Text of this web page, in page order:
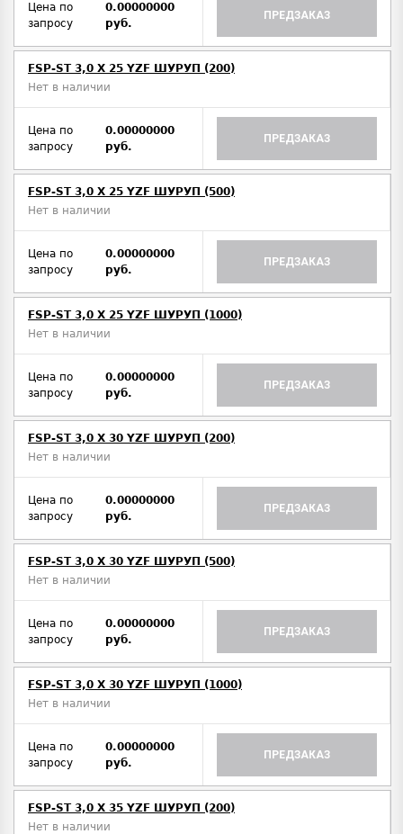
Цена по
запросу
0.00000000
руб.
ПРЕДЗАКАЗ
FSP-ST 3,0 X 25 YZF ШУРУП (200)
Нет в наличии
Цена по
запросу
0.00000000
руб.
ПРЕДЗАКАЗ
FSP-ST 3,0 X 25 YZF ШУРУП (500)
Нет в наличии
Цена по
запросу
0.00000000
руб.
ПРЕДЗАКАЗ
FSP-ST 3,0 X 25 YZF ШУРУП (1000)
Нет в наличии
Цена по
запросу
0.00000000
руб.
ПРЕДЗАКАЗ
FSP-ST 3,0 X 30 YZF ШУРУП (200)
Нет в наличии
Цена по
запросу
0.00000000
руб.
ПРЕДЗАКАЗ
FSP-ST 3,0 X 30 YZF ШУРУП (500)
Нет в наличии
Цена по
запросу
0.00000000
руб.
ПРЕДЗАКАЗ
FSP-ST 3,0 X 30 YZF ШУРУП (1000)
Нет в наличии
Цена по
запросу
0.00000000
руб.
ПРЕДЗАКАЗ
FSP-ST 3,0 X 35 YZF ШУРУП (200)
Нет в наличии